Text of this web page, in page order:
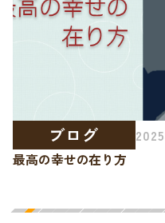
ブログ
【サ高住新聞 #1】こんな